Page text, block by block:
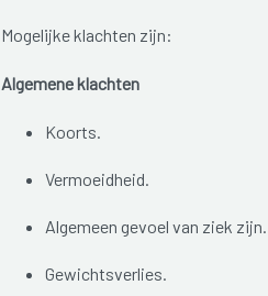
Mogelijke klachten zijn:
Algemene klachten
Koorts.
Vermoeidheid.
Algemeen gevoel van ziek zijn.
Gewichtsverlies.